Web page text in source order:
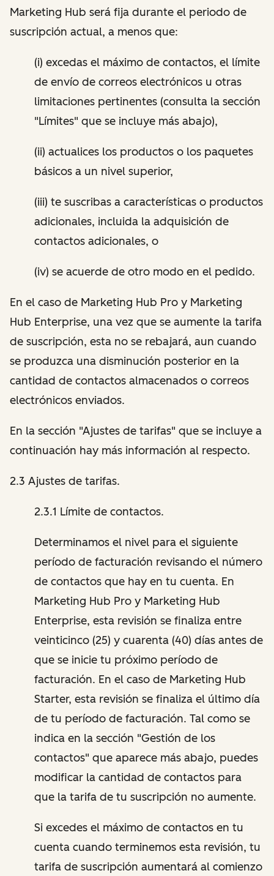
Marketing Hub será fija durante el periodo de
suscripción actual, a menos que:
(i) excedas el máximo de contactos, el límite
de envío de correos electrónicos u otras
limitaciones pertinentes (consulta la sección
"Límites" que se incluye más abajo),
(ii) actualices los productos o los paquetes
básicos a un nivel superior,
(iii) te suscribas a características o productos
adicionales, incluida la adquisición de
contactos adicionales, o
(iv) se acuerde de otro modo en el pedido.
En el caso de Marketing Hub Pro y Marketing
Hub Enterprise, una vez que se aumente la tarifa
de suscripción, esta no se rebajará, aun cuando
se produzca una disminución posterior en la
cantidad de contactos almacenados o correos
electrónicos enviados. ​
En la sección "Ajustes de tarifas" que se incluye a
continuación hay más información al respecto.
2.3 Ajustes de tarifas.
2.3.1 Límite de contactos.
Determinamos el nivel para el siguiente
período de facturación revisando el número
de contactos que hay en tu cuenta. En
Marketing Hub Pro y Marketing Hub
Enterprise, esta revisión se finaliza entre
veinticinco (25) y cuarenta (40) días antes de
que se inicie tu próximo período de
facturación. En el caso de Marketing Hub
Starter, esta revisión se finaliza el último día
de tu período de facturación. Tal como se
indica en la sección "Gestión de los
contactos" que aparece más abajo, puedes
modificar la cantidad de contactos para
que la tarifa de tu suscripción no aumente.
Si excedes el máximo de contactos en tu
cuenta cuando terminemos esta revisión, tu
tarifa de suscripción aumentará al comienzo